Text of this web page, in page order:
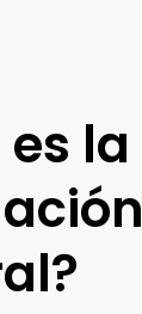
es la